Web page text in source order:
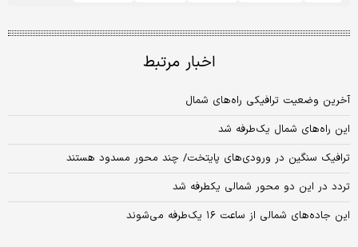
اخبار مرتبط
آخرین وضعیت ترافیکی راه‌های شمال
این راه‌های شمال یک‌طرفه شد
ترافیک سنگین در ورودی‌های پایتخت/ چند محور مسدود هستند
تردد در این دو محور شمالی یکطرفه شد
این جاده‌های شمالی از ساعت ۱۶ یک‌طرفه می‌شوند